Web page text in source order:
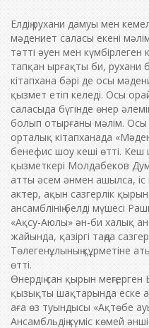
Елдің рухани дамуы мен
мәдениет саласы екені
тәтті әуен мен күмбірлеген
тапқан ырғақты би, рухани
кітапхана бәрі де осы
қызмет етіп келеді. Осы
саласыда бүгінде өнер
болып отырғаны мәлім.
орталық кітапханада
бенефис шоу кеші өтті.
қызметкері Молдабеков
атты әсем әнмен ашылса,
актер, ақын сазгерлік
ансамблінің белді мүшесі
«Ақсу-Аюлы» ән-би халық
жайында, қазіргі таңда
Төлегенұлының құрметіне
өтті.
Өнердің сан қырын
қызықты шақтарында еске
аға өз туындысы «Ақтөбе
Ансамбльдің күміс көмей